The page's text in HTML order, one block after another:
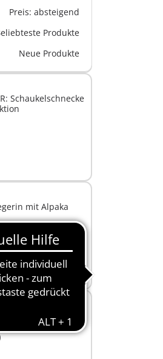
Preis: absteigend
Produkte
Neue Produkte
Schaukelschnecke
mit Alpaka